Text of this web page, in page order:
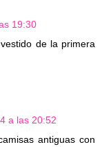
19:30
de la primera
a las 20:52
antiguas con